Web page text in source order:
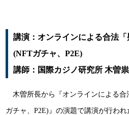
講演：オンラインによる合法
(NFTガチャ、P2E)
講師：国際カジノ研究所 木曽
木曽所長から『オンラインによる合
ガチャ、P2E)』の演題で講演が行わ